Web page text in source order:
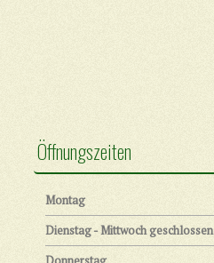
Öffnungszeiten
Montag
Dienstag - Mittwoch geschlossen